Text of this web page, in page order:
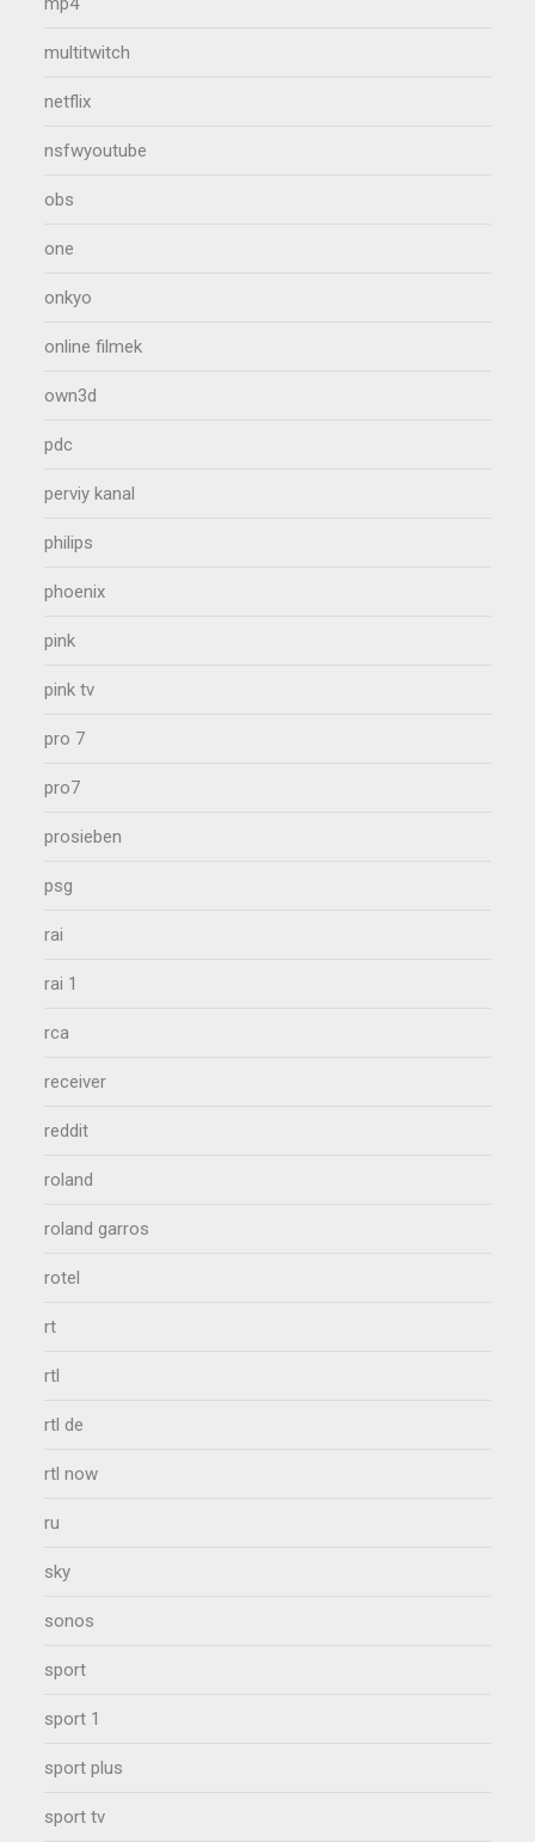
multitwitch
netflix
nsfwyoutube
obs
one
onkyo
online filmek
own3d
pdc
perviy kanal
philips
phoenix
pink
pink tv
pro 7
pro7
prosieben
psg
rai
rai 1
rca
receiver
reddit
roland
roland garros
rotel
rt
rtl
rtl de
rtl now
ru
sky
sonos
sport
sport 1
sport plus
sport tv